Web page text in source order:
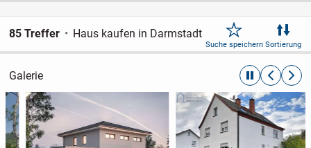
85 Treffer Haus kaufen in Darmstadt
Suche speichern Sortierung
Galerie automatische